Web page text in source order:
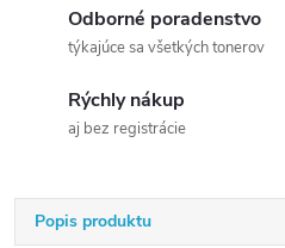
Odborné poradenstvo
týkajúce sa všetkých tonerov
Rýchly nákup
aj bez registrácie
Popis produktu